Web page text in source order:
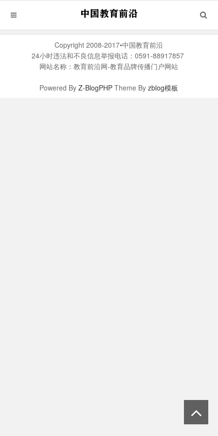
Copyright 2008-2017•中国教育前沿
24小时违法和不良信息举报电话：0591-88917857
网站名称：教育前沿网-教育品牌传播门户网站
Powered ByZ-BlogPHP Theme Byzblog模板